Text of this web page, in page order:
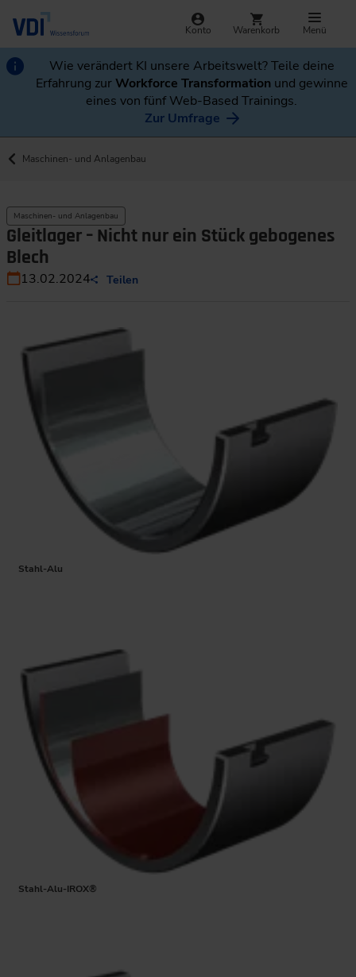
Konto Warenkorb Menü
Wie verändert KI unsere Arbeitswelt? Teile deine
Erfahrung zurWorkforce Transformation und gewinne
eines von fünf Web-Based Trainings.
Zur Umfrage
Maschinen- und Anlagenbau
Maschinen- und Anlagenbau
Gleitlager – Nicht nur ein Stück gebogenes
Blech
13.02.2024 Teilen
Stahl-Alu
Stahl-Alu-IROX®